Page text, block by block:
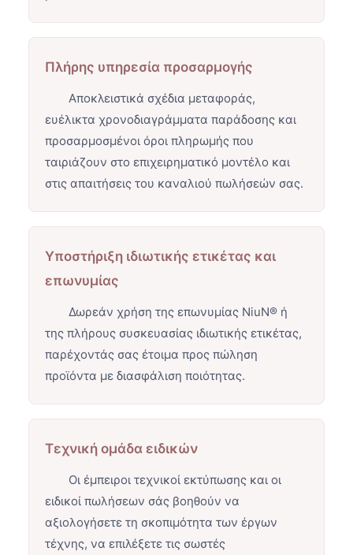
Πλήρης υπηρεσία προσαρμογής
Αποκλειστικά σχέδια μεταφοράς,
ευέλικτα χρονοδιαγράμματα παράδοσης και
προσαρμοσμένοι όροι πληρωμής που
ταιριάζουν στο επιχειρηματικό μοντέλο και
στις απαιτήσεις του καναλιού πωλήσεών σας.
Υποστήριξη ιδιωτικής ετικέτας και
επωνυμίας
Δωρεάν χρήση της επωνυμίας NiuN® ή
της πλήρους συσκευασίας ιδιωτικής ετικέτας,
παρέχοντάς σας έτοιμα προς πώληση
προϊόντα με διασφάλιση ποιότητας.
Τεχνική ομάδα ειδικών
Οι έμπειροι τεχνικοί εκτύπωσης και οι
ειδικοί πωλήσεων σάς βοηθούν να
αξιολογήσετε τη σκοπιμότητα των έργων
τέχνης, να επιλέξετε τις σωστές